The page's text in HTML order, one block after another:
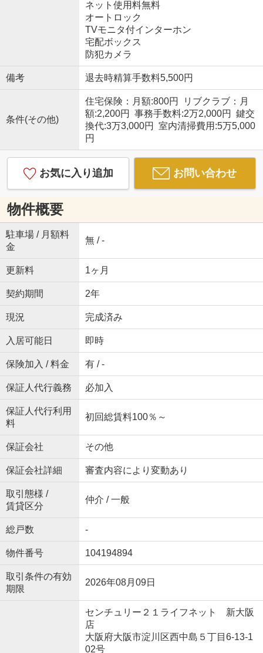
ネット使用料無料
オートロック
TVモニタ付インターホン
宅配ボックス
防犯カメラ
備考 退去時精算手数料5,500円
条件(その他)
住宅保険：月額:800円 リブクラブ：月
額:2,200円 事務手数料:2万2,000円 鍵交
換代:3万3,000円 室内清掃費用:5万5,000
円
お気に入り追加 お問い合わせ
物件概要
駐車場 / 月額料
金
無 / -
更新料 1ヶ月
契約期間 2年
現況 完成済み
入居可能日 即時
保険加入 / 料金 有 / -
保証人代行義務 必加入
保証人代行利用
料
初回総賃料100％～
保証会社 その他
保証会社詳細 審査内容により変動あり
取引態様 /
賃貸区分
仲介 / 一般
総戸数 -
物件番号 104194894
取引条件の有効
期限
2026年08月09日
センチュリー２１ライフネット 新大阪
店
大阪府大阪市淀川区西中島５丁目6-13-1
02号